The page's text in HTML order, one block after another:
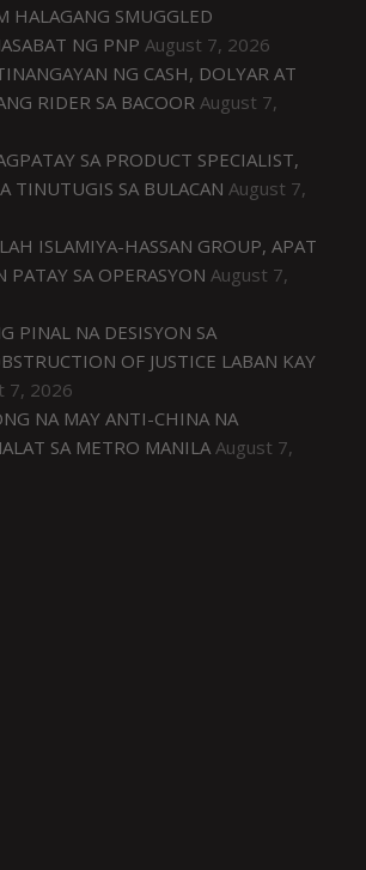
HALAGANG SMUGGLED
NG PNP August 7, 2026
NG CASH, DOLYAR AT
RIDER SA BACOOR August 7,
SA PRODUCT SPECIALIST,
TINUTUGIS SA BULACAN August 7,
ISLAMIYA-HASSAN GROUP, APAT
PATAY SA OPERASYON August 7,
PINAL NA DESISYON SA
OF JUSTICE LABAN KAY
7, 2026
NA MAY ANTI-CHINA NA
SA METRO MANILA August 7,